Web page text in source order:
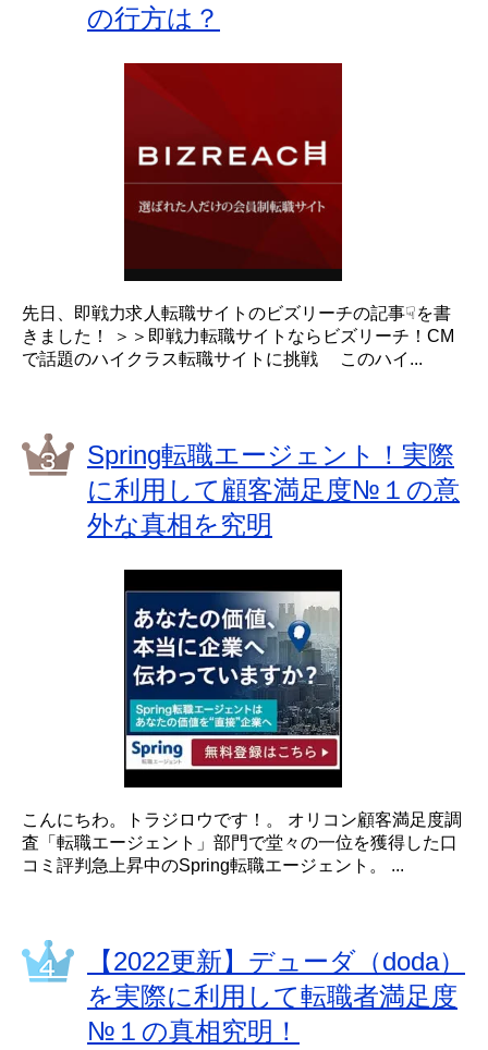
の行方は？
先日、即戦力求人転職サイトのビズリーチの記事☟を書
きました！ ＞＞即戦力転職サイトならビズリーチ！CM
で話題のハイクラス転職サイトに挑戦 このハイ...
Spring転職エージェント！実際
に利用して顧客満足度№１の意
外な真相を究明
こんにちわ。トラジロウです！。 オリコン顧客満足度調
査「転職エージェント」部門で堂々の一位を獲得した口
コミ評判急上昇中のSpring転職エージェント。 ...
【2022更新】デューダ（doda）
を実際に利用して転職者満足度
№１の真相究明！